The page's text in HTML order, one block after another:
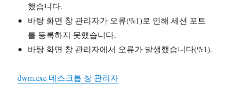
했습니다.
바탕 화면 창 관리자가 오류(%1)로 인해 세션 포트
를 등록하지 못했습니다.
바탕 화면 창 관리자에서 오류가 발생했습니다(%1).
dwm.exe 데스크톱 창 관리자